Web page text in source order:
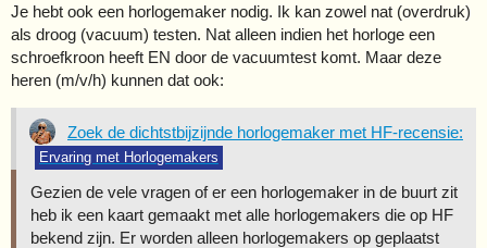
Je hebt ook een horlogemaker nodig. Ik kan zowel nat (overdruk)
als droog (vacuum) testen. Nat alleen indien het horloge een
schroefkroon heeft EN door de vacuumtest komt. Maar deze
heren (m/v/h) kunnen dat ook:
Zoek de dichtstbijzijnde horlogemaker met HF-recensie:
Ervaring met Horlogemakers
Gezien de vele vragen of er een horlogemaker in de buurt zit
heb ik een kaart gemaakt met alle horlogemakers die op HF
bekend zijn. Er worden alleen horlogemakers op geplaatst